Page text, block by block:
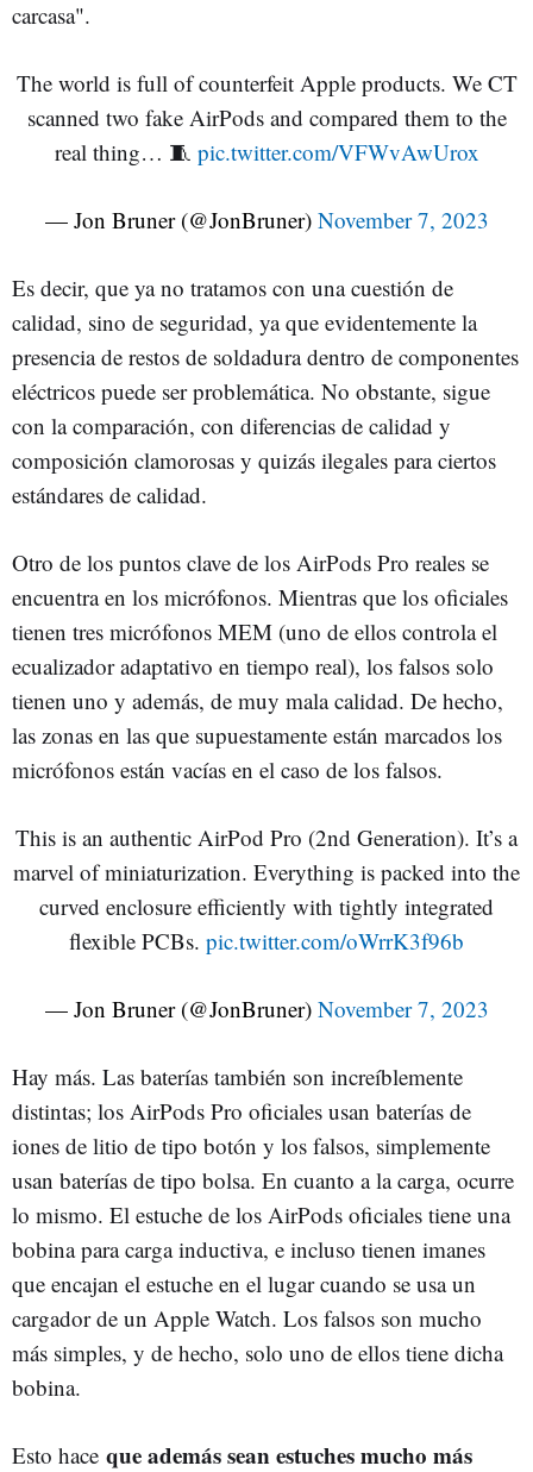
carcasa".
The world is full of counterfeit Apple products. We CT
scanned two fake AirPods and compared them to the
real thing… 🧵 pic.twitter.com/VFWvAwUrox
— Jon Bruner (@JonBruner) November 7, 2023
Es decir, que ya no tratamos con una cuestión de
calidad, sino de seguridad, ya que evidentemente la
presencia de restos de soldadura dentro de componentes
eléctricos puede ser problemática. No obstante, sigue
con la comparación, con diferencias de calidad y
composición clamorosas y quizás ilegales para ciertos
estándares de calidad.
Otro de los puntos clave de los AirPods Pro reales se
encuentra en los micrófonos. Mientras que los oficiales
tienen tres micrófonos MEM (uno de ellos controla el
ecualizador adaptativo en tiempo real), los falsos solo
tienen uno y además, de muy mala calidad. De hecho,
las zonas en las que supuestamente están marcados los
micrófonos están vacías en el caso de los falsos.
This is an authentic AirPod Pro (2nd Generation). It’s a
marvel of miniaturization. Everything is packed into the
curved enclosure efficiently with tightly integrated
flexible PCBs. pic.twitter.com/oWrrK3f96b
— Jon Bruner (@JonBruner) November 7, 2023
Hay más. Las baterías también son increíblemente
distintas; los AirPods Pro oficiales usan baterías de
iones de litio de tipo botón y los falsos, simplemente
usan baterías de tipo bolsa. En cuanto a la carga, ocurre
lo mismo. El estuche de los AirPods oficiales tiene una
bobina para carga inductiva, e incluso tienen imanes
que encajan el estuche en el lugar cuando se usa un
cargador de un Apple Watch. Los falsos son mucho
más simples, y de hecho, solo uno de ellos tiene dicha
bobina.
Esto hace que además sean estuches mucho más